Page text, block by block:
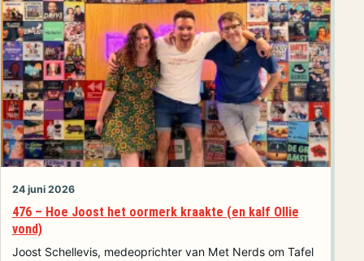
24 juni 2026
476 – Hoe Joost het oormerk kraakte (en kalf Ollie
vond)
Joost Schellevis, medeoprichter van Met Nerds om Tafel